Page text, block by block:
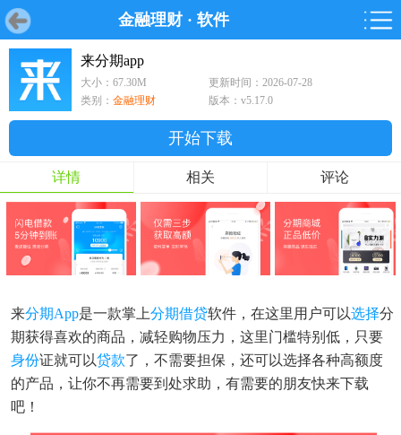
金融理财 · 软件
首页 游戏
游戏 软件 鸿蒙
游戏
鸿蒙
软件
来分期app
大小：67.30M
更新时间：2026-07-28
类别： 金融理财 版本：v5.17.0
开始下载
详情 相关 评论
来分期app是一款掌上分期借贷软件，在这里用户可以选择分
期获得喜欢的商品，减轻购物压力，这里门槛特别低，只要
身份证就可以贷款了，不需要担保，还可以选择各种高额度
的产品，让你不再需要到处求助，有需要的朋友快来下载
吧！